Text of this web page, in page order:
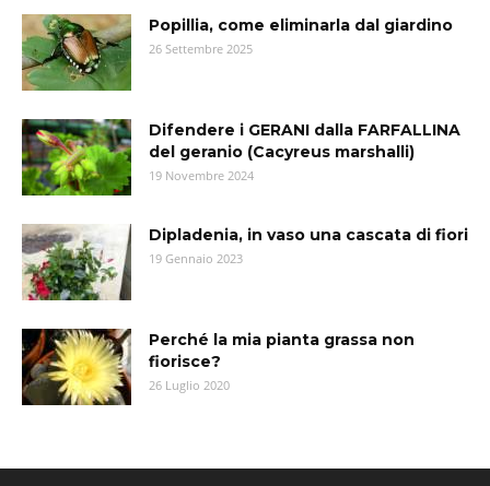
Popillia, come eliminarla dal giardino
26 Settembre 2025
Difendere i GERANI dalla FARFALLINA
del geranio (Cacyreus marshalli)
19 Novembre 2024
Dipladenia, in vaso una cascata di fiori
19 Gennaio 2023
Perché la mia pianta grassa non
fiorisce?
26 Luglio 2020